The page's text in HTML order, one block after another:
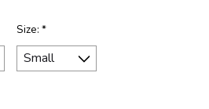
Size: *